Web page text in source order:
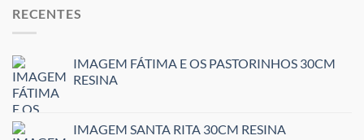
RECENTES
IMAGEM FÁTIMA E OS PASTORINHOS 30CM
RESINA
IMAGEM SANTA RITA 30CM RESINA